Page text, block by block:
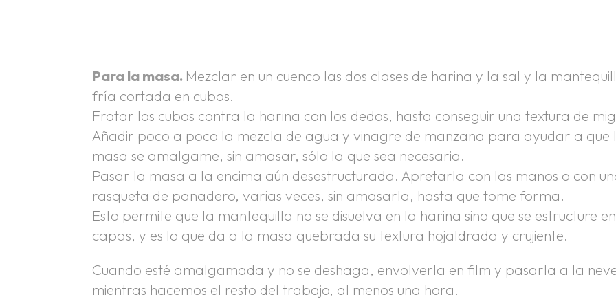
Para la masa. Mezclar en un cuenco las dos clases de harina y la sal y la
fría cortada en cubos.
Frotar los cubos contra la harina con los dedos, hasta conseguir una textura de
Añadir poco a poco la mezcla de agua y vinagre de manzana para ayudar a que
masa se amalgame, sin amasar, sólo la que sea necesaria.
Pasar la masa a la encima aún desestructurada. Apretarla con las manos o con
rasqueta de panadero, varias veces, sin amasarla, hasta que tome forma.
Esto permite que la mantequilla no se disuelva en la harina sino que se estructure en
capas, y es lo que da a la masa quebrada su textura hojaldrada y crujiente.
Cuando esté amalgamada y no se deshaga, envolverla en film y pasarla a la
mientras hacemos el resto del trabajo, al menos una hora.